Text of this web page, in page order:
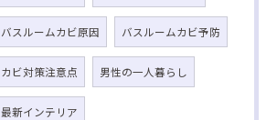
バスルームカビ原因 バスルームカビ予防
カビ対策注意点 男性の一人暮らし
最新インテリア